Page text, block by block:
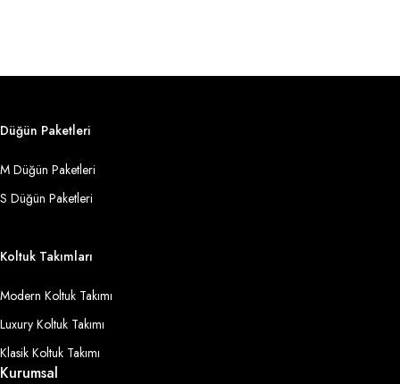
Düğün Paketleri
M Düğün Paketleri
S Düğün Paketleri
Koltuk Takımları
Modern Koltuk Takımı
Luxury Koltuk Takımı
Klasik Koltuk Takımı
Kurumsal